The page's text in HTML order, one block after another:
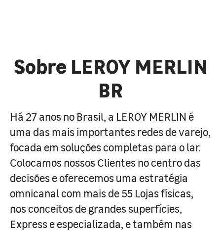
Sobre LEROY MERLIN
BR
Há 27 anos no Brasil, a LEROY MERLIN é
uma das mais importantes redes de varejo,
focada em soluções completas para o lar.
Colocamos nossos Clientes no centro das
decisões e oferecemos uma estratégia
omnicanal com mais de 55 Lojas físicas,
nos conceitos de grandes superfícies,
Express e especializada, e também nas